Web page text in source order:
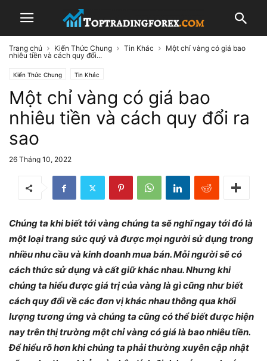
Trang chủ Kiến Thức Chung Tin Khác
Một chỉ vàng có giá bao
nhiêu tiền và cách quy đổi...
Kiến Thức Chung Tin Khác
Một chỉ vàng có giá bao
nhiêu tiền và cách quy đổi ra
sao
26 Tháng 10, 2022
Chúng ta khi biết tới vàng chúng ta sẽ nghĩ ngay tới đó là
một loại trang sức quý và được mọi người sử dụng trong
nhiều nhu cầu và kinh doanh mua bán. Mỗi người sẽ có
cách thức sử dụng và cất giữ khác nhau. Nhưng khi
chúng ta hiểu được giá trị của vàng là gì cũng như biết
cách quy đổi về các đơn vị khác nhau thông qua khối
lượng tương ứng và chúng ta cũng có thể biết được hiện
nay trên thị trường một chỉ vàng có giá là bao nhiêu tiền.
Để hiểu rõ hơn khi chúng ta phải thường xuyên cập nhật